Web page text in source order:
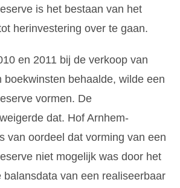
is het bestaan van het
herinvestering over te gaan.
en 2011 bij de verkoop van
boekwinsten behaalde, wilde een
vormen. De
dat. Hof Arnhem-
van oordeel dat vorming van een
niet mogelijk was door het
balansdata van een realiseerbaar